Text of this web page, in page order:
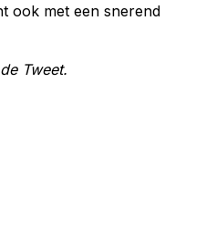
ook met een snerend
Tweet.